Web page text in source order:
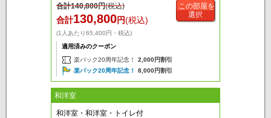
合計140,800円(税込)
合計130,800円(税込)
(1人あたり65,400円・税込)
適用済みのクーポン
楽パック20周年記念！
2,000円割引
楽パック20周年記念！
8,000円割引
この部屋を
選択
和洋室
和洋室・和洋室・トイレ付